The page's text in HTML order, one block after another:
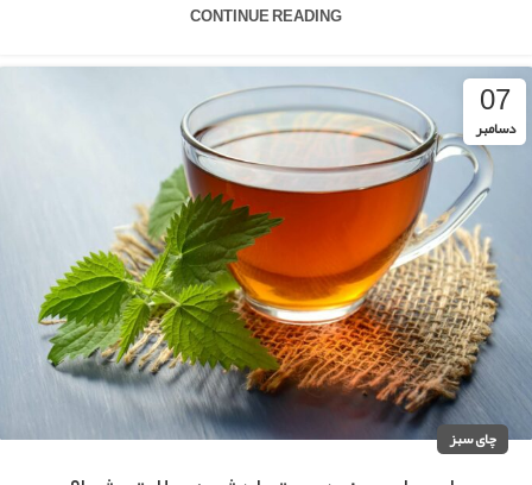
CONTINUE READING
07
دسامبر
چای سبز